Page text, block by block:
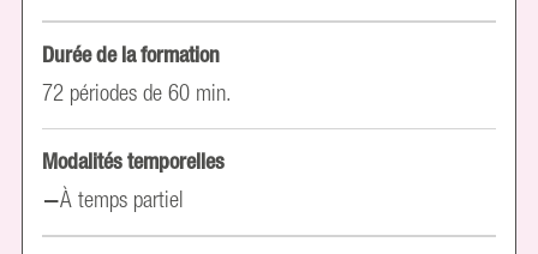
Durée de la formation
72 périodes de 60 min.
Modalités temporelles
À temps partiel